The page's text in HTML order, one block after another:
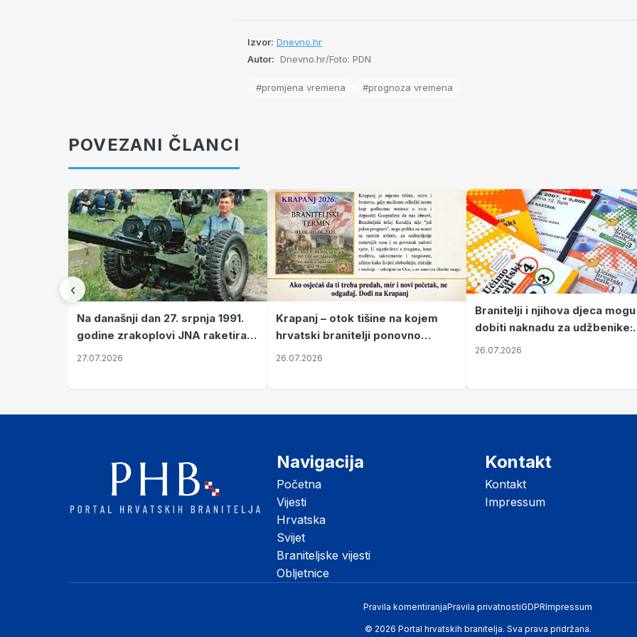
Izvor: Dnevno.hr
Autor: Dnevno.hr/Foto: PDN
#promjena vremena #prognoza vremena
POVEZANI ČLANCI
‹
Na današnji dan 27. srpnja 1991.
godine zrakoplovi JNA raketirali
su vojarnu i obučni centar "Nikola
27.07.2026
Krapanj – otok tišine na kojem
hrvatski branitelji ponovno
pronalaze mir
26.07.2026
Branitelji i njihova djeca mogu
dobiti naknadu za udžbenike:
zahtjevi se podnose do 31.
26.07.2026
Navigacija
Početna
Vijesti
Hrvatska
Svijet
Braniteljske vijesti
Obljetnice
Kontakt
Kontakt
Impressum
Pravila komentiranjaPravila privatnostiGDPRImpressum
© 2026 Portal hrvatskih branitelja. Sva prava pridržana.